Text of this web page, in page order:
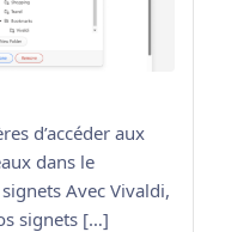
d’accéder aux
dans le
Avec Vivaldi,
signets […]